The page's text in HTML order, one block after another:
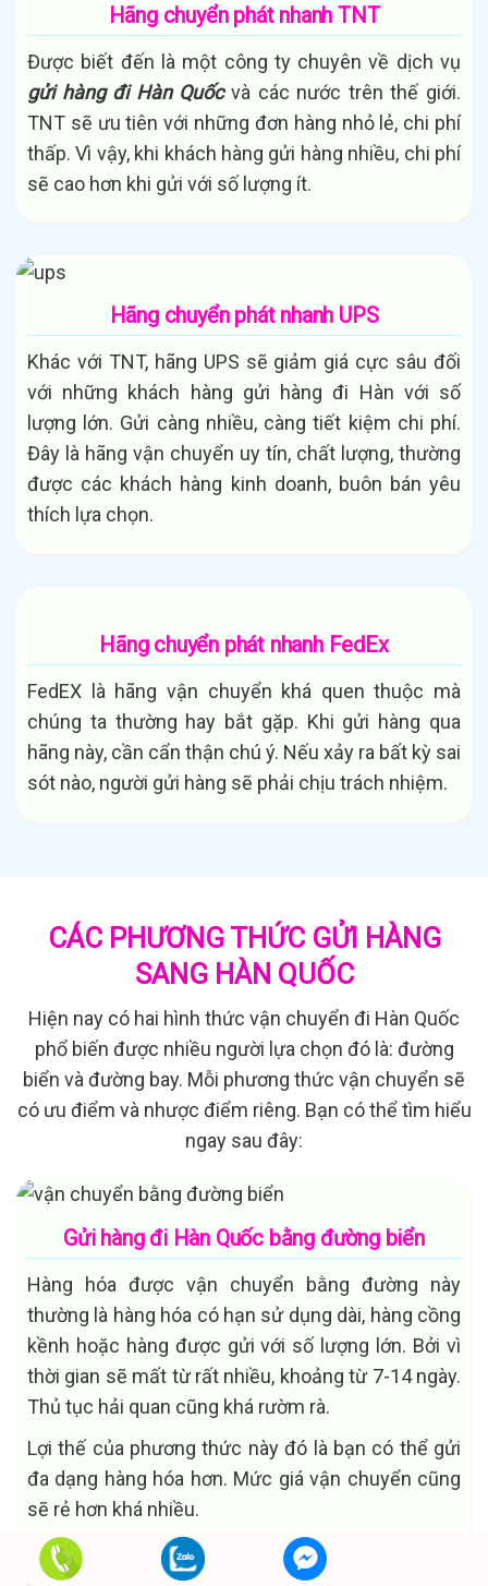
Hãng chuyển phát nhanh TNT
Được biết đến là một công ty chuyên về dịch vụ
gửi hàng đi Hàn Quốcvà các nước trên thế giới.
TNT sẽ ưu tiên với những đơn hàng nhỏ lẻ, chi phí
thấp. Vì vậy, khi khách hàng gửi hàng nhiều, chi phí
sẽ cao hơn khi gửi với số lượng ít.
Hãng chuyển phát nhanh UPS
Khác với TNT, hãng UPS sẽ giảm giá cực sâu đối
với những khách hàng gửi hàng đi Hàn với số
lượng lớn. Gửi càng nhiều, càng tiết kiệm chi phí.
Đây là hãng vận chuyển uy tín, chất lượng, thường
được các khách hàng kinh doanh, buôn bán yêu
thích lựa chọn.
Hãng chuyển phát nhanh FedEx
FedEX là hãng vận chuyển khá quen thuộc mà
chúng ta thường hay bắt gặp. Khi gửi hàng qua
hãng này, cần cẩn thận chú ý. Nếu xảy ra bất kỳ sai
sót nào, người gửi hàng sẽ phải chịu trách nhiệm.
CÁC PHƯƠNG THỨC GỬI HÀNG
SANG HÀN QUỐC
Hiện nay có hai hình thức vận chuyển đi Hàn Quốc
phổ biến được nhiều người lựa chọn đó là: đường
biển và đường bay. Mỗi phương thức vận chuyển sẽ
có ưu điểm và nhược điểm riêng. Bạn có thể tìm hiểu
ngay sau đây:
Gửi hàng đi Hàn Quốc bằng đường biển
Hàng hóa được vận chuyển bằng đường này
thường là hàng hóa có hạn sử dụng dài, hàng cồng
kềnh hoặc hàng được gửi với số lượng lớn. Bởi vì
thời gian sẽ mất từ rất nhiều, khoảng từ 7-14 ngày.
Thủ tục hải quan cũng khá rườm rà.
Lợi thế của phương thức này đó là bạn có thể gửi
đa dạng hàng hóa hơn. Mức giá vận chuyển cũng
sẽ rẻ hơn khá nhiều.